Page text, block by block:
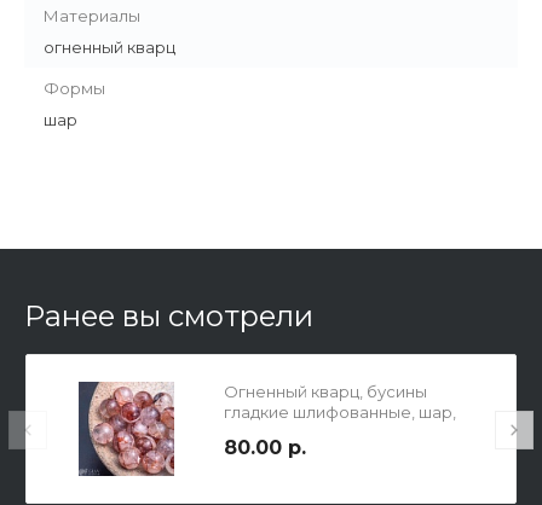
Материалы
огненный кварц
Формы
шар
Ранее вы смотрели
Огненный кварц, бусины
гладкие шлифованные, шар,
80.00 р.